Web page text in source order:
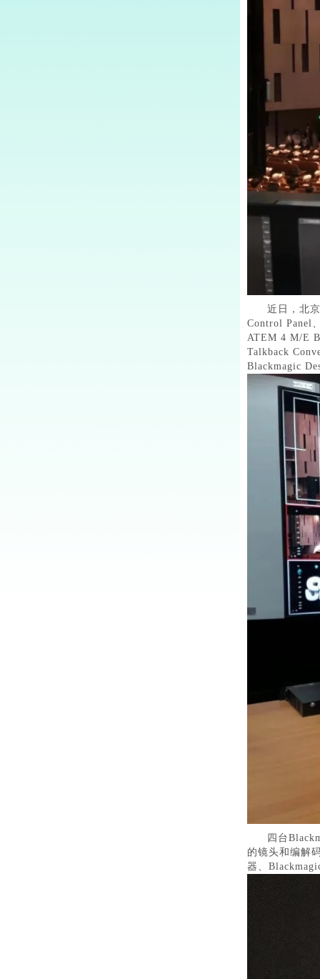
近日，北
Control Panel
ATEM 4 M/E
Talkback
Blackmagic
四台
的镜头和编解
器、